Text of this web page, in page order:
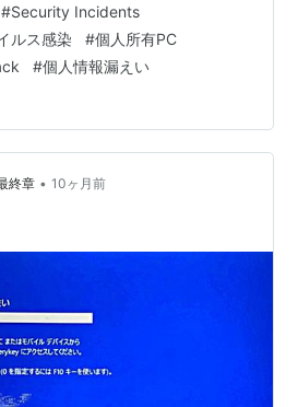
引先などの氏名、メールアドレ
1万7368人分の情報が流出した可
と対策: 9月に被害を把握し、パス
実施しました。 報告: 報道目的
保護法の報告義務の適用外です
#Security Incidents
ルス感染 #個人所有PC
#個人情報漏えい
終章 • 10ヶ月前